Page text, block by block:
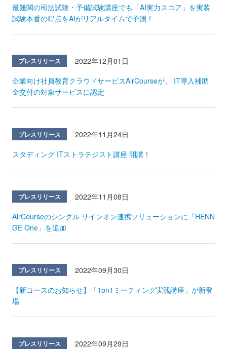
最難関の司法試験・予備試験講座でも「AI実力スコア」を実装
試験本番の得点をAIがリアルタイムで予測！
プレスリリース
2022年12月01日
企業向け社員教育クラウドサービスAirCourseが、 IT導入補助
金交付の対象サービスに認定
プレスリリース
2022年11月24日
スタディング ITストラテジスト講座 開講！
プレスリリース
2022年11月08日
AirCourseのシングル サインオン連携ソリューションに「HENN
GE One」を追加
プレスリリース
2022年09月30日
【新コースのお知らせ】「1on1ミーティング実践講座」が新登
場
プレスリリース
2022年09月29日